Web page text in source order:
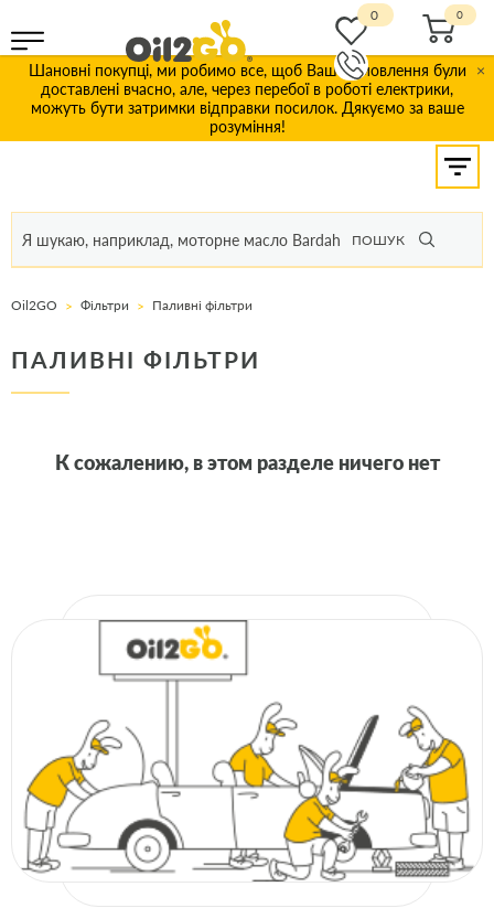
Шановні покупці, ми робимо все, щоб Ваші замовлення були
доставлені вчасно, але, через перебої в роботі електрики,
можуть бути затримки відправки посилок. Дякуємо за ваше
розуміння!
×
ПОШУК
0
Oil2GO Фільтри Паливні фільтри
ПАЛИВНІ ФІЛЬТРИ
К сожалению, в этом разделе ничего нет